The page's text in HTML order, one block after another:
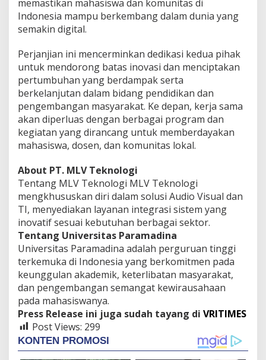
memastikan mahasiswa dan komunitas di
Indonesia mampu berkembang dalam dunia yang
semakin digital.
Perjanjian ini mencerminkan dedikasi kedua pihak
untuk mendorong batas inovasi dan menciptakan
pertumbuhan yang berdampak serta
berkelanjutan dalam bidang pendidikan dan
pengembangan masyarakat. Ke depan, kerja sama
akan diperluas dengan berbagai program dan
kegiatan yang dirancang untuk memberdayakan
mahasiswa, dosen, dan komunitas lokal.
About PT. MLV Teknologi
Tentang MLV Teknologi MLV Teknologi
mengkhususkan diri dalam solusi Audio Visual dan
TI, menyediakan layanan integrasi sistem yang
inovatif sesuai kebutuhan berbagai sektor.
Tentang Universitas Paramadina
Universitas Paramadina adalah perguruan tinggi
terkemuka di Indonesia yang berkomitmen pada
keunggulan akademik, keterlibatan masyarakat,
dan pengembangan semangat kewirausahaan
pada mahasiswanya.
Press Release ini juga sudah tayang di VRITIMES
Post Views: 299